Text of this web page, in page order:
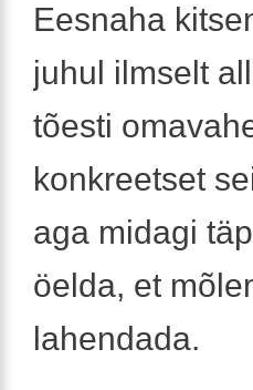
Eesnaha
juhul ilmselt
tõesti
konkreetset
aga midagi
öelda, et
lahendada.